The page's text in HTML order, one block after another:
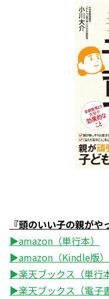
『頭のいい子の親がや
▶amazon（単行本）
▶amazon（Kindle版）
▶楽天ブックス（単行本
▶楽天ブックス（電子